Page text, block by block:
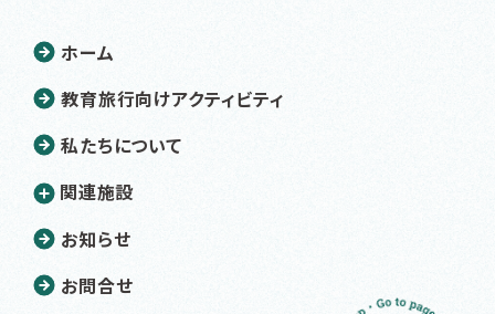
ホーム
教育旅行向けアクティビティ
私たちについて
関連施設
お知らせ
お問合せ